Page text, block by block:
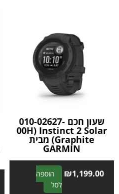
n
a
t
i
v
e
שעון חכם 010-02627-
00H) Instinct 2 Solar
Graphite) מבית
GARMIN
₪1,199.00
הוספה
לסל
A